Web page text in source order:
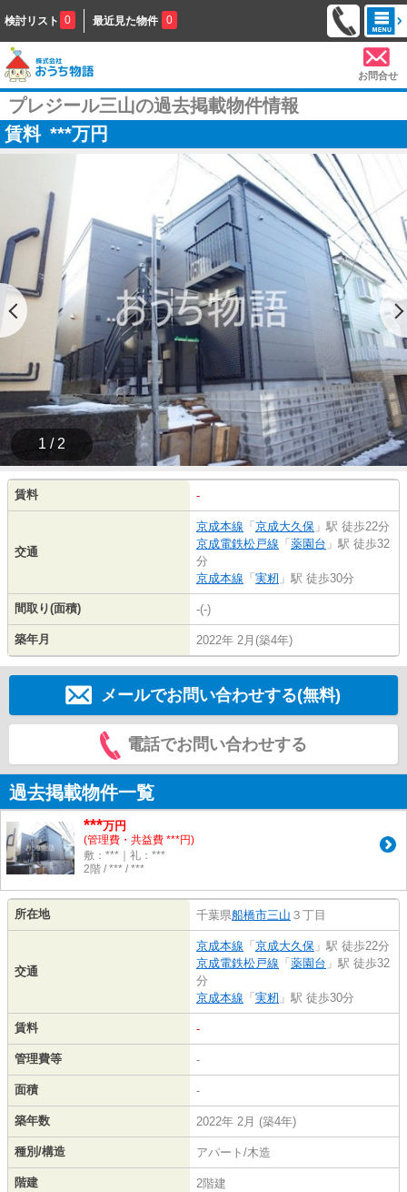
検討リスト 0 最近見た物件 0
お問合せ
プレジール三山の過去掲載物件情報
賃料 ***万円
1 / 2
賃料 -
交通
京成本線 「 京成大久保 」駅 徒歩22分
京成電鉄松戸線 「 薬園台 」駅 徒歩32
分
京成本線 「 実籾 」駅 徒歩30分
間取り(面積) -(-)
築年月 2022年 2月(築4年)
メールでお問い合わせする(無料)
電話でお問い合わせする
過去掲載物件一覧
***万円
(管理費・共益費 ***円)
敷：***｜礼：***
2階 / *** / ***
所在地 千葉県船橋市三山 ３丁目
交通
京成本線 「 京成大久保 」駅 徒歩22分
京成電鉄松戸線 「 薬園台 」駅 徒歩32
分
京成本線 「 実籾 」駅 徒歩30分
賃料 -
管理費等 -
面積 -
築年数 2022年 2月 (築4年)
種別/構造 アパート/木造
階建 2階建